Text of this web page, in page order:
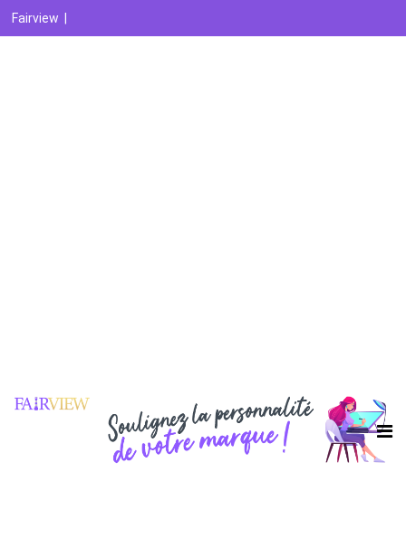
Fairview